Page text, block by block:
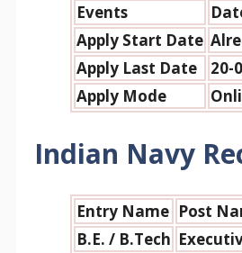
Events
Apply Start Date
Apply Last Date
20-
Apply Mode
Indian Navy
Entry Name Post
B.E. / B.Tech